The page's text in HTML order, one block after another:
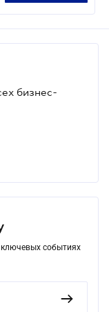
бизнес-
событиях